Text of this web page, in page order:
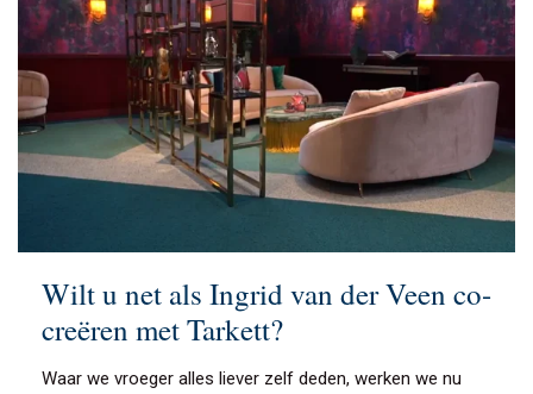
Wilt u net als Ingrid van der Veen co-
creëren met Tarkett?
Waar we vroeger alles liever zelf deden, werken we nu